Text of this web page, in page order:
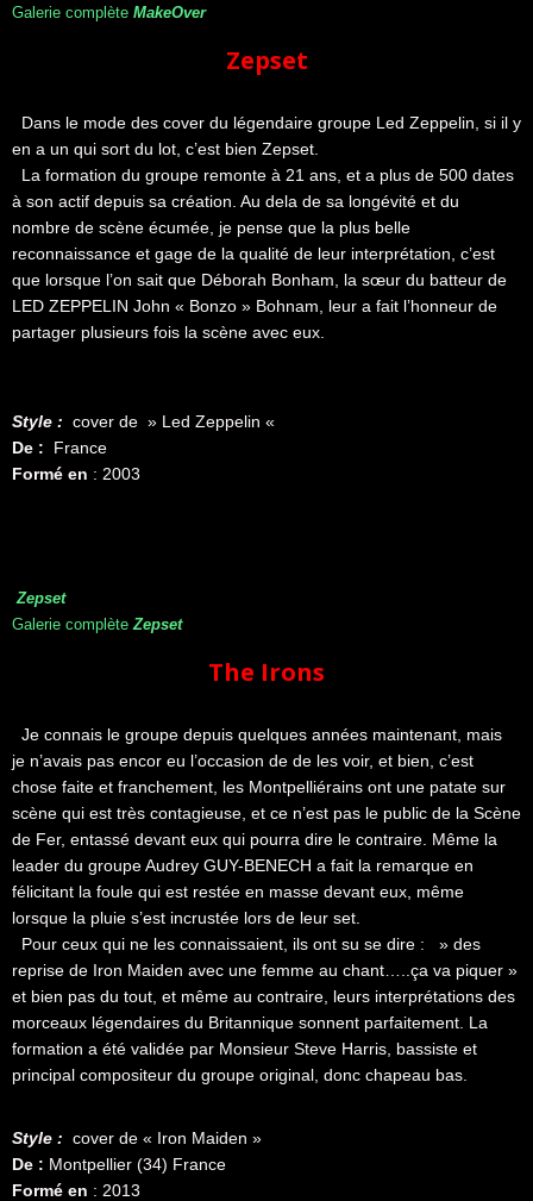
Galerie complète MakeOver
Zepset
Dans le mode des cover du légendaire groupe Led Zeppelin, si il y
en a un qui sort du lot, c’est bien Zepset.
La formation du groupe remonte à 21 ans, et a plus de 500 dates
à son actif depuis sa création. Au dela de sa longévité et du
nombre de scène écumée, je pense que la plus belle
reconnaissance et gage de la qualité de leur interprétation, c’est
que lorsque l’on sait que Déborah Bonham, la sœur du batteur de
LED ZEPPELIN John « Bonzo » Bohnam, leur a fait l’honneur de
partager plusieurs fois la scène avec eux.
Style : cover de » Led Zeppelin «
De : France
Formé en : 2003
Zepset
Galerie complète Zepset
The Irons
Je connais le groupe depuis quelques années maintenant, mais
je n’avais pas encor eu l’occasion de de les voir, et bien, c’est
chose faite et franchement, les Montpelliérains ont une patate sur
scène qui est très contagieuse, et ce n’est pas le public de la Scène
de Fer, entassé devant eux qui pourra dire le contraire. Même la
leader du groupe Audrey GUY-BENECH a fait la remarque en
félicitant la foule qui est restée en masse devant eux, même
lorsque la pluie s’est incrustée lors de leur set.
Pour ceux qui ne les connaissaient, ils ont su se dire : » des
reprise de Iron Maiden avec une femme au chant…..ça va piquer »
et bien pas du tout, et même au contraire, leurs interprétations des
morceaux légendaires du Britannique sonnent parfaitement. La
formation a été validée par Monsieur Steve Harris, bassiste et
principal compositeur du groupe original, donc chapeau bas.
Style : cover de « Iron Maiden »
De : Montpellier (34) France
Formé en : 2013